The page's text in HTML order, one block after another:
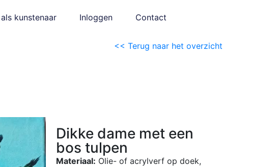
kunstenaar Inloggen Contact
<< Terug naar het overzicht
Dikke dame met een
bos tulpen
Materiaal: Olie- of acrylverf op doek,